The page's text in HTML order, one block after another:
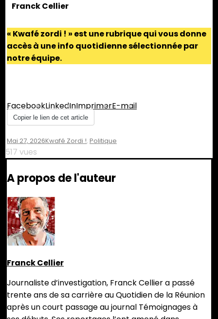
Franck Cellier
« Kwafé zordi ! » est une rubrique qui vous donne
accès à une info quotidienne sélectionnée par
notre équipe.
FacebookLinkedInImprimerE-mail
Copier le lien de cet article
Mai 27, 2026Kwafé Zordi !, Politique
517 vues
A propos de l'auteur
Franck Cellier
Journaliste d’investigation, Franck Cellier a passé
trente ans de sa carrière au Quotidien de la Réunion
après un court passage au journal Témoignages à